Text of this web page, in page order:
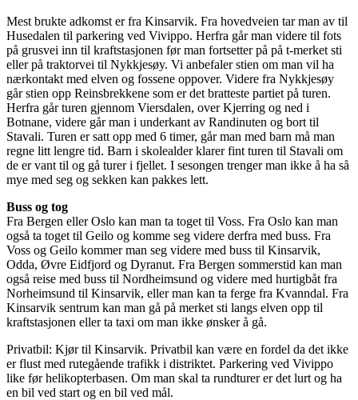
Mest brukte adkomst er fra Kinsarvik. Fra hovedveien tar man av til
Husedalen til parkering ved Vivippo. Herfra går man videre til fots
på grusvei inn til kraftstasjonen før man fortsetter på på t-merket sti
eller på traktorvei til Nykkjesøy. Vi anbefaler stien om man vil ha
nærkontakt med elven og fossene oppover. Videre fra Nykkjesøy
går stien opp Reinsbrekkene som er det bratteste partiet på turen.
Herfra går turen gjennom Viersdalen, over Kjerring og ned i
Botnane, videre går man i underkant av Randinuten og bort til
Stavali. Turen er satt opp med 6 timer, går man med barn må man
regne litt lengre tid. Barn i skolealder klarer fint turen til Stavali om
de er vant til og gå turer i fjellet. I sesongen trenger man ikke å ha så
mye med seg og sekken kan pakkes lett.
Buss og tog
Fra Bergen eller Oslo kan man ta toget til Voss. Fra Oslo kan man
også ta toget til Geilo og komme seg videre derfra med buss. Fra
Voss og Geilo kommer man seg videre med buss til Kinsarvik,
Odda, Øvre Eidfjord og Dyranut. Fra Bergen sommerstid kan man
også reise med buss til Nordheimsund og videre med hurtigbåt fra
Norheimsund til Kinsarvik, eller man kan ta ferge fra Kvanndal. Fra
Kinsarvik sentrum kan man gå på merket sti langs elven opp til
kraftstasjonen eller ta taxi om man ikke ønsker å gå.
Privatbil: Kjør til Kinsarvik. Privatbil kan være en fordel da det ikke
er flust med rutegående trafikk i distriktet. Parkering ved Vivippo
like før helikopterbasen. Om man skal ta rundturer er det lurt og ha
en bil ved start og en bil ved mål.